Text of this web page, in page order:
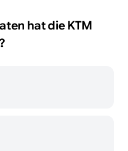
hat dieKTM